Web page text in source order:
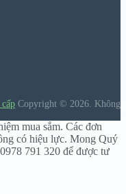
Copyright © 2026. Không
mua sắm. Các đơn
có hiệu lực. Mong Quý
791 320 để được tư